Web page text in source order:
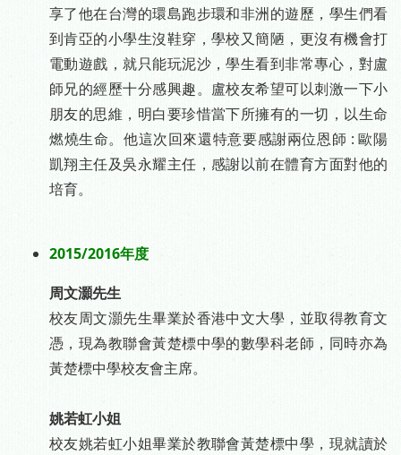
享了他在台灣的環島跑步環和非洲的遊歷，學生們看
到肯亞的小學生沒鞋穿，學校又簡陋，更沒有機會打
電動遊戲，就只能玩泥沙，學生看到非常專心，對盧
師兄的經歷十分感興趣。盧校友希望可以刺激一下小
朋友的思維，明白要珍惜當下所擁有的一切，以生命
燃燒生命。他這次回來還特意要感謝兩位恩師 : 歐陽
凱翔主任及吳永耀主任，感謝以前在體育方面對他的
培育。
2015/2016年度
周文灝先生
校友周文灝先生畢業於香港中文大學，並取得教育文
憑，現為教聯會黃楚標中學的數學科老師，同時亦為
黃楚標中學校友會主席。
姚若虹小姐
校友姚若虹小姐畢業於教聯會黃楚標中學，現就讀於